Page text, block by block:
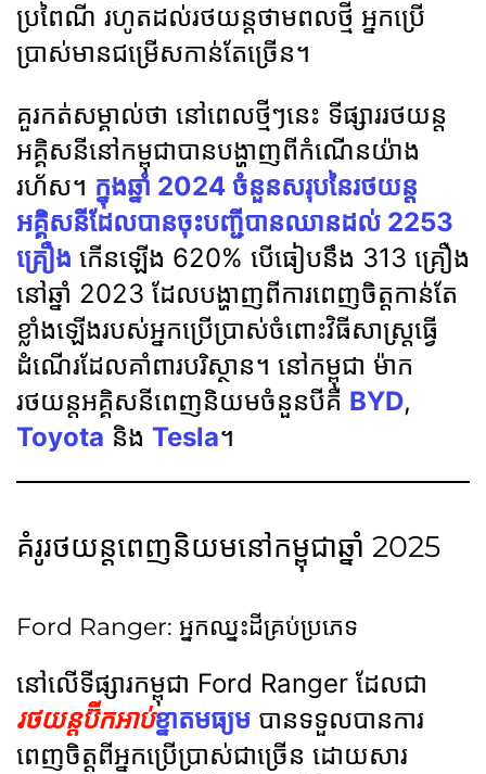
ប្រពៃណី រហូតដល់រថយន្តថាមពលថ្មី អ្នកប្រើ
ប្រាស់មានជម្រើសកាន់តែច្រើន។
គួរកត់សម្គាល់ថា នៅពេលថ្មីៗនេះ ទីផ្សាររថយន្ត
អគ្គិសនីនៅកម្ពុជាបានបង្ហាញពីកំណើនយ៉ាង
រហ័ស។ ក្នុងឆ្នាំ 2024 ចំនួនសរុបនៃរថយន្ត
អគ្គិសនីដែលបានចុះបញ្ជីបានឈានដល់ 2253
គ្រឿង កើនឡើង 620% បើធៀបនឹង 313 គ្រឿង
នៅឆ្នាំ 2023 ដែលបង្ហាញពីការពេញចិត្តកាន់តែ
ខ្លាំងឡើងរបស់អ្នកប្រើប្រាស់ចំពោះវិធីសាស្ត្រធ្វើ
ដំណើរដែលគាំពារបរិស្ថាន។ នៅកម្ពុជា ម៉ាក
រថយន្តអគ្គិសនីពេញនិយមចំនួនបីគឺ BYD,
Toyota និង Tesla។
គំរូរថយន្តពេញនិយមនៅកម្ពុជាឆ្នាំ 2025
Ford Ranger: អ្នកឈ្នះដីគ្រប់ប្រភេទ
នៅលើទីផ្សារកម្ពុជា Ford Ranger ដែលជា
រថយន្តប៊ីកអាប់ខ្នាតមធ្យម បានទទួលបានការ
ពេញចិត្តពីអ្នកប្រើប្រាស់ជាច្រើន ដោយសារ